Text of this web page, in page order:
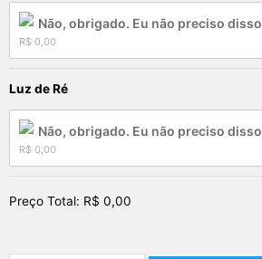
Não, obrigado. Eu não preciso disso
R$ 0,00
Luz de Ré
Não, obrigado. Eu não preciso disso
R$ 0,00
Preço Total: R$ 0,00